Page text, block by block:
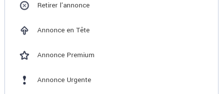
Retirer l'annonce
Annonce en Tête
Annonce Premium
Annonce Urgente